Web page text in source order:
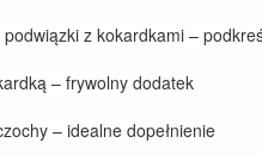
z kokardkami –
– frywolny dodatek
– idealne dopełnienie